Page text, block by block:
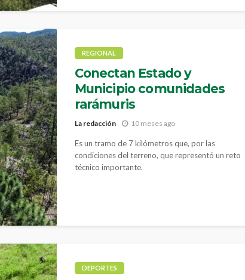
REGIONAL
Conectan Estado y
Municipio comunidades
rarámuris
La redacción 10 meses ago
Es un tramo de 7 kilómetros que, por las
condiciones del terreno, que representó un reto
técnico importante.
DEPORTES